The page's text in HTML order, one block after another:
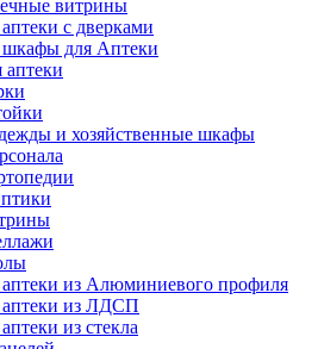
витрины
с дверками
для Аптеки
аптеки
и хозяйственные шкафы
из Алюминиевого профиля
из ЛДСП
из стекла